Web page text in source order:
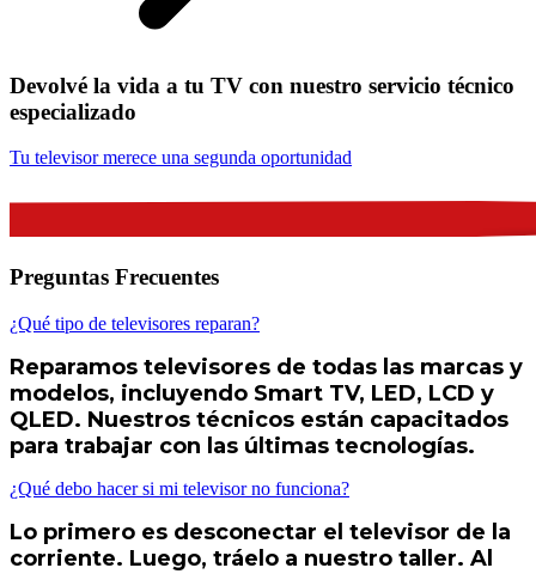
Devolvé la vida a tu TV con nuestro servicio técnico
especializado
Tu televisor merece una segunda oportunidad
Preguntas Frecuentes
¿Qué tipo de televisores reparan?
Reparamos televisores de todas las marcas y
modelos, incluyendo Smart TV, LED, LCD y
QLED. Nuestros técnicos están capacitados
para trabajar con las últimas tecnologías.
¿Qué debo hacer si mi televisor no funciona?
Lo primero es desconectar el televisor de la
corriente. Luego, tráelo a nuestro taller. Al